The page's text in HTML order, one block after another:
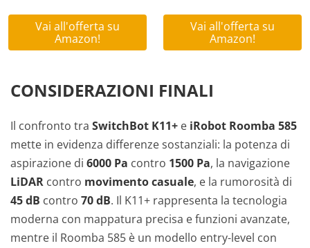
Vai all'offerta su
Amazon!
Vai all'offerta su
Amazon!
CONSIDERAZIONI FINALI
Il confronto tra SwitchBot K11+ e iRobot Roomba 585
mette in evidenza differenze sostanziali: la potenza di
aspirazione di 6000 Pa contro 1500 Pa, la navigazione
LiDAR contro movimento casuale, e la rumorosità di
45 dB contro 70 dB. Il K11+ rappresenta la tecnologia
moderna con mappatura precisa e funzioni avanzate,
mentre il Roomba 585 è un modello entry-level con